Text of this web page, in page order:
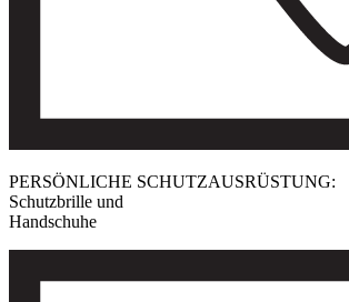
PERSÖNLICHE SCHUTZAUSRÜSTUNG:
Schutzbrille und
Handschuhe